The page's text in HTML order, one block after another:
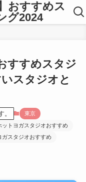
おすすめス
グ2024
すすめスタジ
スタジオと
東京
ットヨガスタジオおすすめ
ガスタジオおすすめ